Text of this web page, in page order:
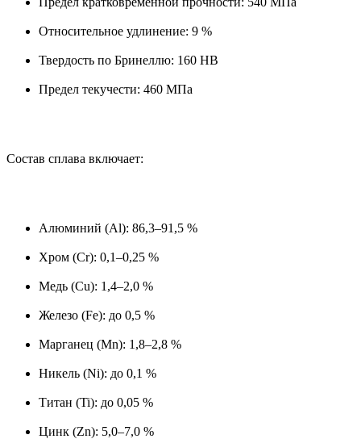
Относительное удлинение: 9 %
Твердость по Бринеллю: 160 HB
Предел текучести: 460 МПа
Состав сплава включает:
Алюминий (Al): 86,3–91,5 %
Хром (Cr): 0,1–0,25 %
Медь (Cu): 1,4–2,0 %
Железо (Fe): до 0,5 %
Марганец (Mn): 1,8–2,8 %
Никель (Ni): до 0,1 %
Титан (Ti): до 0,05 %
Цинк (Zn): 5,0–7,0 %